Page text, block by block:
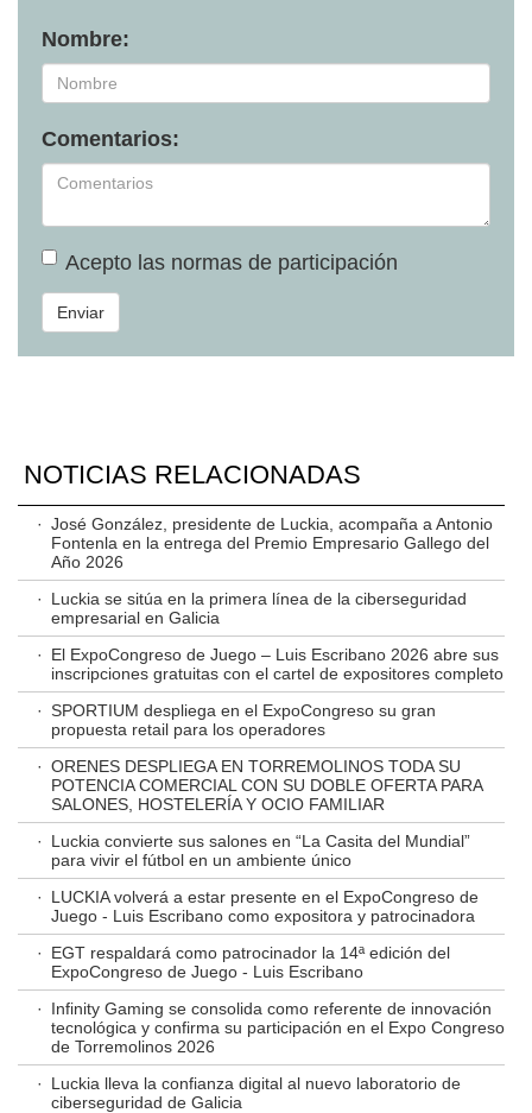
Nombre:
Comentarios:
Acepto las normas de participación
Enviar
NOTICIAS RELACIONADAS
· José González, presidente de Luckia, acompaña a Antonio
Fontenla en la entrega del Premio Empresario Gallego del
Año 2026
·
Luckia se sitúa en la primera línea de la ciberseguridad
empresarial en Galicia
·
El ExpoCongreso de Juego – Luis Escribano 2026 abre sus
inscripciones gratuitas con el cartel de expositores completo
· SPORTIUM despliega en el ExpoCongreso su gran
propuesta retail para los operadores
· ORENES DESPLIEGA EN TORREMOLINOS TODA SU
POTENCIA COMERCIAL CON SU DOBLE OFERTA PARA
SALONES, HOSTELERÍA Y OCIO FAMILIAR
·
Luckia convierte sus salones en “La Casita del Mundial”
para vivir el fútbol en un ambiente único
·
LUCKIA volverá a estar presente en el ExpoCongreso de
Juego - Luis Escribano como expositora y patrocinadora
·
EGT respaldará como patrocinador la 14ª edición del
ExpoCongreso de Juego - Luis Escribano
·
Infinity Gaming se consolida como referente de innovación
tecnológica y confirma su participación en el Expo Congreso
de Torremolinos 2026
·
Luckia lleva la confianza digital al nuevo laboratorio de
ciberseguridad de Galicia